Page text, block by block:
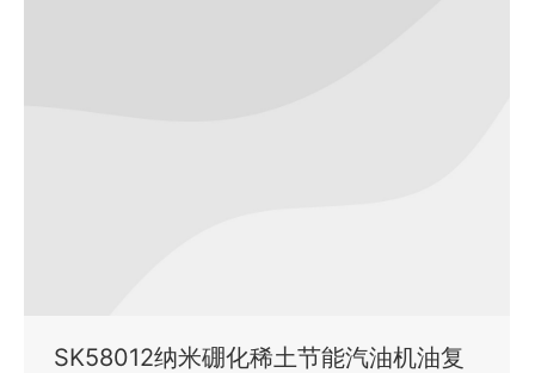
SK58012纳米硼化稀土节能汽油机油复